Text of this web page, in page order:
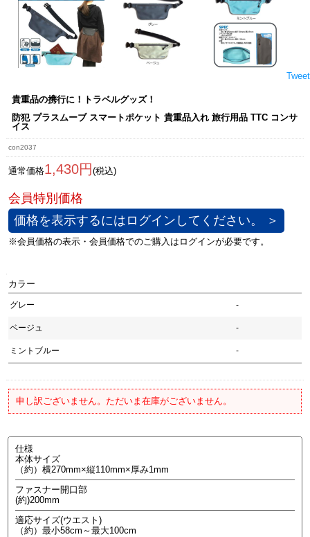
Tweet
貴重品の携行に！トラベルグッズ！
防犯 プラスムーブ スマートポケット 貴重品入れ 旅行用品 TTC コンサ
イス
con2037
通常価格1,430円 (税込)
価格を表示するにはログインしてください。 ＞
カラー
グレー -
ベージュ -
ミントブルー -
申し訳ございません。ただいま在庫がございません。
仕様
本体サイズ
（約）横270mm×縦110mm×厚み1mm
ファスナー開口部
(約)200mm
適応サイズ(ウエスト)
（約）最小58cm～最大100cm